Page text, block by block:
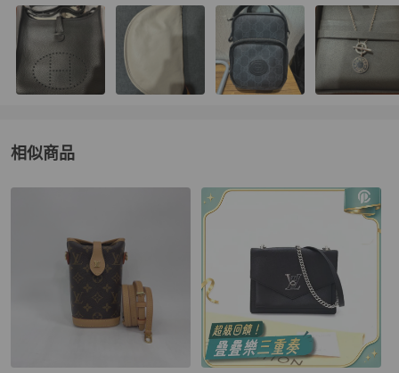
相似商品
更多相似Louis Vuitton女包推薦精品